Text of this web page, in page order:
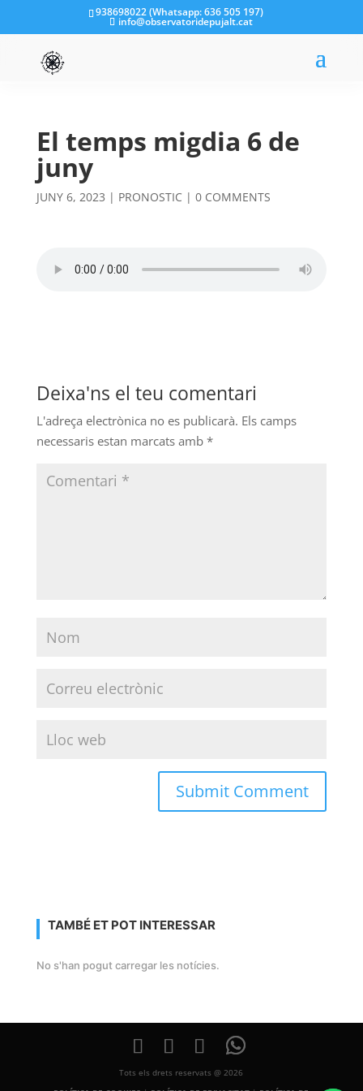
938698022 (Whatsapp: 636 505 197)
info@observatoridepujalt.cat
El temps migdia 6 de
juny
JUNY 6, 2023 | PRONOSTIC | 0 COMMENTS
Deixa'ns el teu comentari
L'adreça electrònica no es publicarà. Els camps
necessaris estan marcats amb *
TAMBÉ ET POT INTERESSAR
No s'han pogut carregar les notícies.
Tots els drets reservats @ 2026